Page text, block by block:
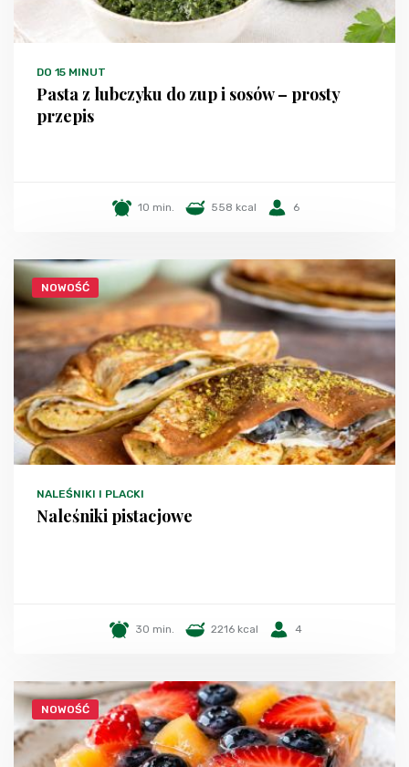
DO 15 MINUT
Pasta z lubczyku do zup i sosów – prosty
przepis
10 min. 558 kcal 6
NOWOŚĆ
NALEŚNIKI I PLACKI
Naleśniki pistacjowe
30 min. 2216 kcal 4
NOWOŚĆ